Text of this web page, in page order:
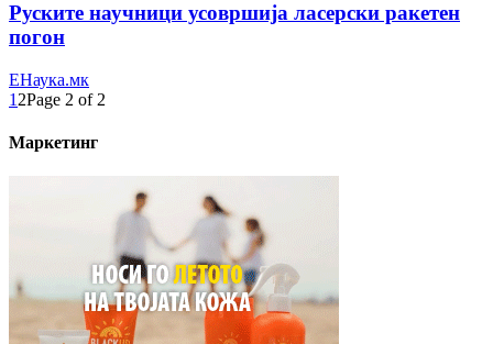
Руските научници усовршија ласерски ракетен
погон
ЕНаука.мк
1 2Page 2 of 2
Маркетинг